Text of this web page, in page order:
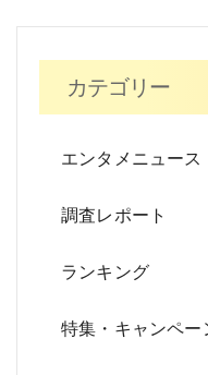
ビ
ゲ
ー
シ
ョ
カテゴリー
エンタメニュース
調査レポート
ランキング
特集・キャンペー